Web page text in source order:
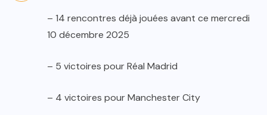
– 14 rencontres déjà jouées avant ce mercredi
10 décembre 2025
– 5 victoires pour Réal Madrid
– 4 victoires pour Manchester City